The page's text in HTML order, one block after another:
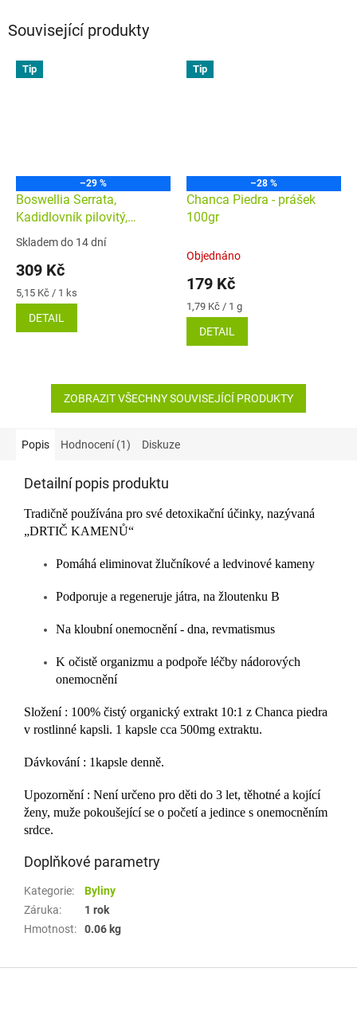
Související produkty
Tip
–29 %
Boswellia Serrata,
Kadidlovník pilovitý,
EXTRAKT 10:1, veganské
Průměrné
produktu
je
5,0
5
Skladem do 14 dní
309 Kč
Měrná
cena:
5,15 Kč / 1 ks
DETAIL
Tip
–28 %
Chanca Piedra - prášek
100gr
Objednáno
179 Kč
Měrná
cena:
1,79 Kč / 1 g
DETAIL
ZOBRAZIT VŠECHNY SOUVISEJÍCÍ PRODUKTY
Popis Hodnocení (1) Diskuze
Detailní popis produktu
Tradičně používána pro své detoxikační účinky, nazývaná
„DRTIČ KAMENŮ“
Pomáhá eliminovat žlučníkové a ledvinové kameny
Podporuje a regeneruje játra, na žloutenku B
Na kloubní onemocnění - dna, revmatismus
K očistě organizmu a podpoře léčby nádorových
onemocnění
Složení : 100% čistý organický extrakt 10:1 z Chanca piedra
v rostlinné kapsli. 1 kapsle cca 500mg extraktu.
Dávkování : 1kapsle denně.
Upozornění : Není určeno pro děti do 3 let, těhotné a kojící
ženy, muže pokoušející se o početí a jedince s onemocněním
srdce.
Doplňkové parametry
Kategorie:
Byliny
Záruka:
1 rok
Hmotnost: 0.06 kg